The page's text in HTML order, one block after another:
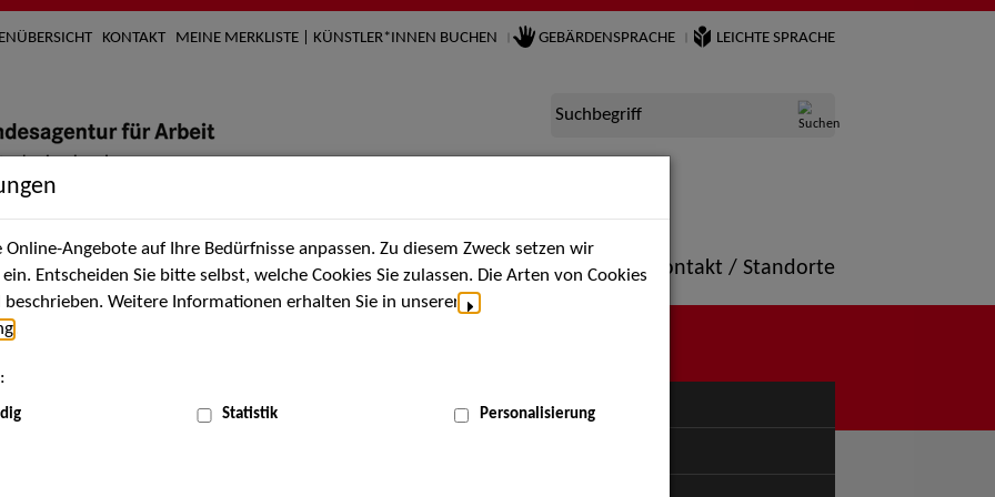
KONTAKT MEINE MERKLISTE | KÜNSTLER*INNEN BUCHEN GEBÄRDENSPRACHE LEICHTE SPRACHE
Suchbegriff
Künstler*innen Über uns Aktuelles Termine Portfolio Kontakt / Standorte
MENÜ
Angebote auf Ihre Bedürfnisse anpassen. Zu diesem Zweck setzen wir
Entscheiden Sie bitte selbst, welche Cookies Sie zulassen. Die Arten von Cookies
Weitere Informationen erhalten Sie in unserer
Statistik Personalisierung